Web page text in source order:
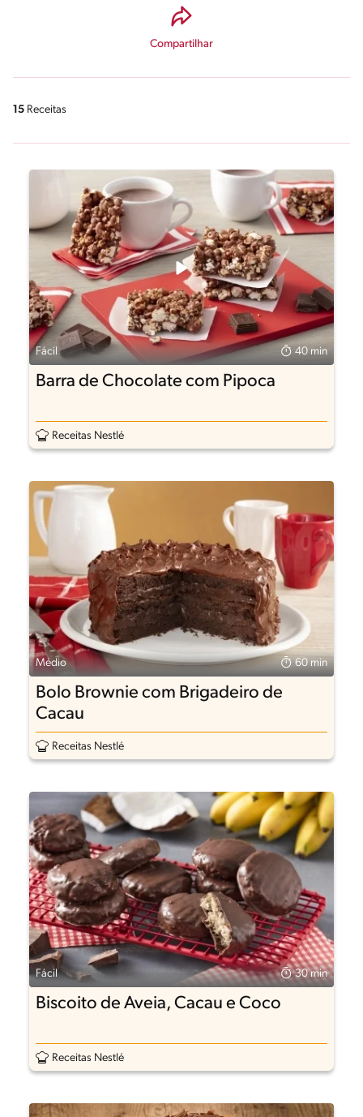
Compartilhar
15 Receitas
Fácil 40 min
Barra de Chocolate com Pipoca
Receitas Nestlé
Médio 60 min
Bolo Brownie com Brigadeiro de
Cacau
Receitas Nestlé
Fácil 30 min
Biscoito de Aveia, Cacau e Coco
Receitas Nestlé